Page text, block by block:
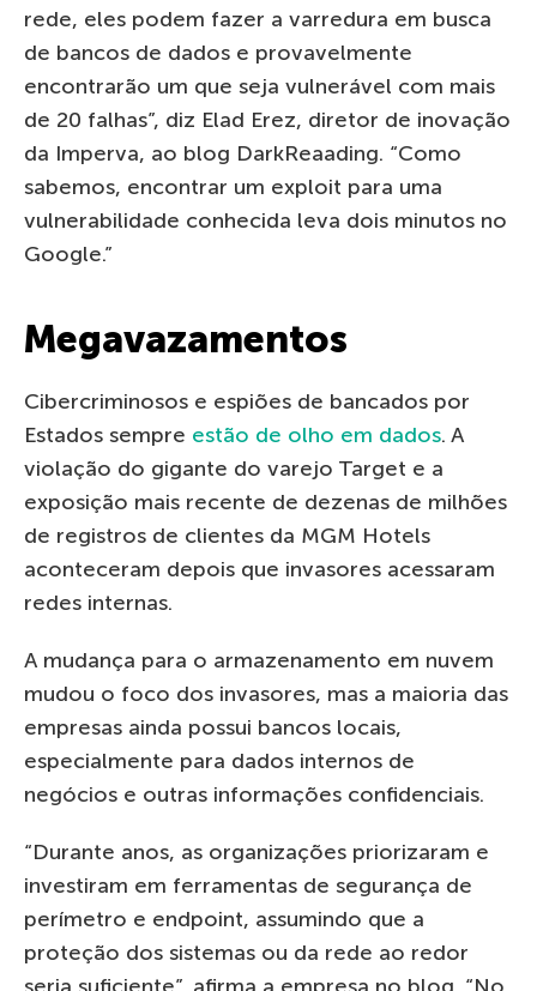
rede, eles podem fazer a varredura em busca
de bancos de dados e provavelmente
encontrarão um que seja vulnerável com mais
de 20 falhas”, diz Elad Erez, diretor de inovação
da Imperva, ao blog DarkReaading. “Como
sabemos, encontrar um exploit para uma
vulnerabilidade conhecida leva dois minutos no
Google.”
Megavazamentos
Cibercriminosos e espiões de bancados por
Estados sempre estão de olho em dados. A
violação do gigante do varejo Target e a
exposição mais recente de dezenas de milhões
de registros de clientes da MGM Hotels
aconteceram depois que invasores acessaram
redes internas.
A mudança para o armazenamento em nuvem
mudou o foco dos invasores, mas a maioria das
empresas ainda possui bancos locais,
especialmente para dados internos de
negócios e outras informações confidenciais.
“Durante anos, as organizações priorizaram e
investiram em ferramentas de segurança de
perímetro e endpoint, assumindo que a
proteção dos sistemas ou da rede ao redor
seria suficiente”, afirma a empresa no blog. “No